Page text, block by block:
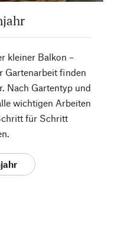
kleiner Balkon –
Gartenarbeit finden
Nach Gartentyp und
wichtigen Arbeiten
für Schritt